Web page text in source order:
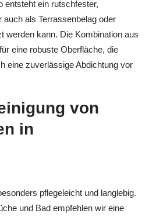
entsteht ein rutschfester,
auch als Terrassenbelag oder
werden kann. Die Kombination aus
eine robuste Oberfläche, die
eine zuverlässige Abdichtung vor
von
in
pflegeleicht und langlebig.
und Bad empfehlen wir eine